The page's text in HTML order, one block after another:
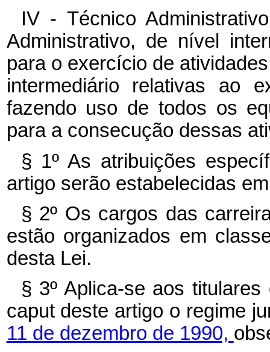
IV - Técnico
Administrativo, de nível
para o exercício de
intermediário relativas ao
fazendo uso de todos os
para a consecução dessas
§ 1º As atribuições
artigo serão estabelecidas
§ 2º Os cargos das
estão organizados em
desta Lei.
§ 3º Aplica-se aos
caput deste artigo o regime
11 de dezembro de 1990,